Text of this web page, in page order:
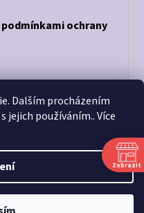
Dalším procházením
jejich používáním.. Více
podmínkami ochrany
- PÁ 10:00 - 18:00 Zobrazit